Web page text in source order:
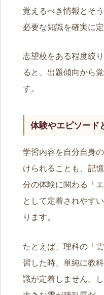
覚えるべき情報とそ
必要な知識を確実に
志望校をある程度絞
ると、出題傾向から
す。
体験やエピソード
学習内容を自分自身
けられることも、記
分の体験に関わる「
として定着されやす
ります。
たとえば、理科の「
習した時、単純に教
識が定着しません。